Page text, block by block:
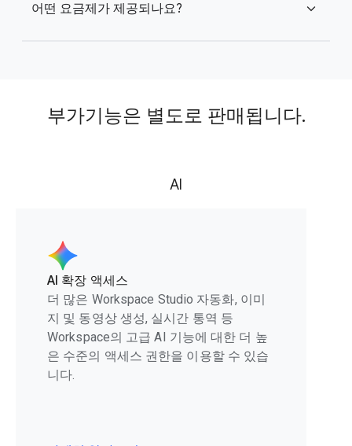
어떤 요금제가 제공되나요? expand_more
부가기능은 별도로 판매됩니다.
AI
AI 확장 액세스
더 많은 Workspace Studio 자동화, 이미
지 및 동영상 생성, 실시간 통역 등
Workspace의 고급 AI 기능에 대한 더 높
은 수준의 액세스 권한을 이용할 수 있습
니다.